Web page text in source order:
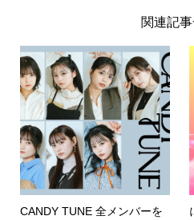
関連記
CANDY TUNE 全メンバーを